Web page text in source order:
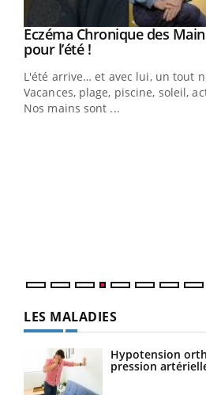
Youtube
Eczéma Chronique des
pour l’été !Youtube
L'été arrive… et avec lui, un tout
Vacances, plage, piscine, soleil,
Nos mains sont ...
LES MALADIES
Hypotension
pression